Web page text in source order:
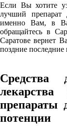
Если Вы хотите
лучший препарат
именно Вам, в
обращайтесь в
Саратове вернет
поздние последние
Средства
препараты
потенции